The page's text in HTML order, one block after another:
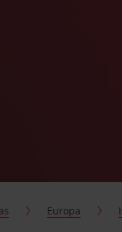
Europa